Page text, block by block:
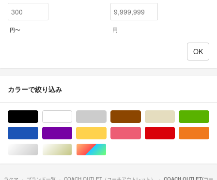
円〜 円
カラーで絞り込み
シルバー/銀色系ゴールド/金色系マルチカラー